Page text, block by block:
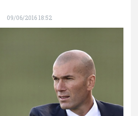
09/06/2016 18:52